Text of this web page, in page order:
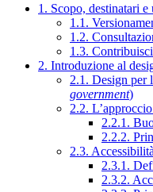
1. Scopo, destinatari
1.1.
1.2.
1.3.
2. Introduzione al
2.1. Design per
government)
2.2.
2.2.1.
2.2.2.
2.3. Accessibilità
2.3.1.
2.3.2.